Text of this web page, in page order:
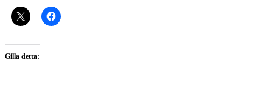
Gilla detta: